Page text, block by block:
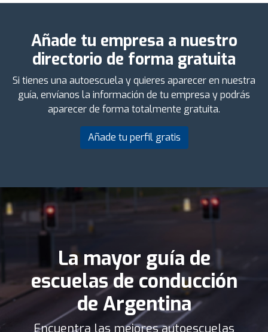
Añade tu empresa a nuestro
directorio de forma gratuita
Si tienes una autoescuela y quieres aparecer en nuestra
guía, envíanos la información de tu empresa y podrás
aparecer de forma totalmente gratuita.
Añade tu perfil gratis
La mayor guía de
escuelas de conducción
de Argentina
Encuentra las mejores autoescuelas